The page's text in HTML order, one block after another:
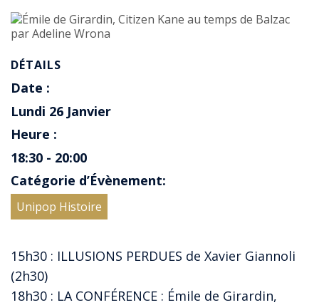
DÉTAILS
Date :
Lundi 26 Janvier
Heure :
18:30 - 20:00
Catégorie d’Évènement:
Unipop Histoire
15h30 : ILLUSIONS PERDUES de Xavier Giannoli
(2h30)
18h30 : LA CONFÉRENCE : Émile de Girardin,